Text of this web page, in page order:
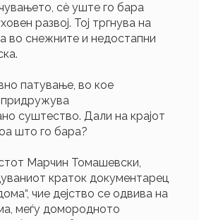
сè уште го бара
развој. Тој тргнува на
во снежните и недостапни
патување, во кое
придружува
суштество. Дали на крајот
што го бара?
Марчин Томашевски,
краток документарец
чие дејство се одвива на
меѓу домородното